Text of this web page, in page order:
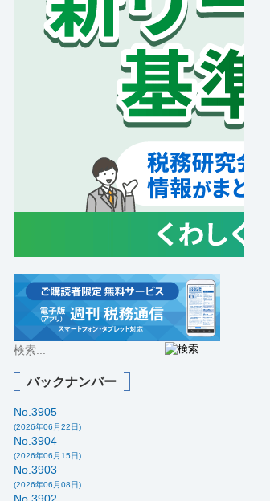
バックナンバー
No.3905
(2026年06月22日)
No.3904
(2026年06月15日)
No.3903
(2026年06月08日)